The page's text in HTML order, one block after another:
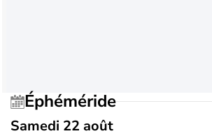
Éphéméride
Samedi 22 août